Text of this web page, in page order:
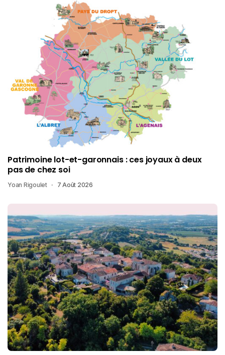
Patrimoine lot-et-garonnais : ces joyaux à deux
pas de chez soi
Yoan Rigoulet 7 Août 2026